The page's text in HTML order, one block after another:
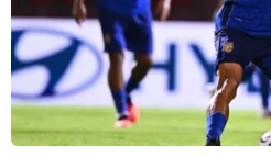
Thứ trưởng phụ trách Bắc Mỹ
Mexico Jesus Seade khẳng
thuế nhập khẩu 5% đối với
một thảm họa và Mexico sẽ